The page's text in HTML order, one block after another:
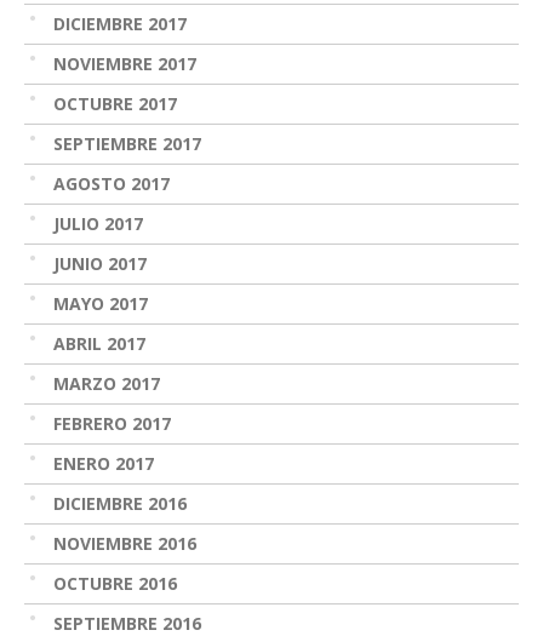
DICIEMBRE 2017
NOVIEMBRE 2017
OCTUBRE 2017
SEPTIEMBRE 2017
AGOSTO 2017
JULIO 2017
JUNIO 2017
MAYO 2017
ABRIL 2017
MARZO 2017
FEBRERO 2017
ENERO 2017
DICIEMBRE 2016
NOVIEMBRE 2016
OCTUBRE 2016
SEPTIEMBRE 2016